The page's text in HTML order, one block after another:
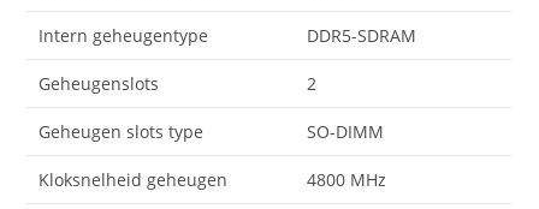
Intern geheugentype DDR5-SDRAM
Geheugenslots 2
Geheugen slots type SO-DIMM
Kloksnelheid geheugen 4800 MHz